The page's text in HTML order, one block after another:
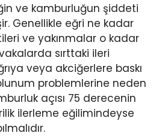
ve kamburluğun şiddeti
Genellikle eğri ne kadar
ve yakınmalar o kadar
sırttaki ileri
veya akciğerlere baskı
problemlerine neden
açısı 75 derecenin
ilerleme eğilimindeyse